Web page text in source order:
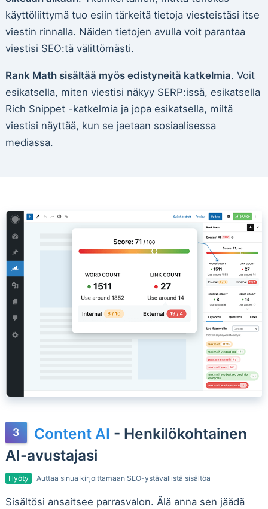
käyttöliittymä tuo esiin tärkeitä tietoja viesteistäsi itse
viestin rinnalla. Näiden tietojen avulla voit parantaa
viestisi SEO:tä välittömästi.
Rank Math sisältää myös edistyneitä katkelmia. Voit
esikatsella, miten viestisi näkyy SERP:issä, esikatsella
Rich Snippet -katkelmia ja jopa esikatsella, miltä
viestisi näyttää, kun se jaetaan sosiaalisessa
mediassa.
Content AI - Henkilökohtainen
AI-avustajasi
Hyöty Auttaa sinua kirjoittamaan SEO-ystävällistä sisältöä
Sisältösi ansaitsee parrasvalon. Älä anna sen jäädä